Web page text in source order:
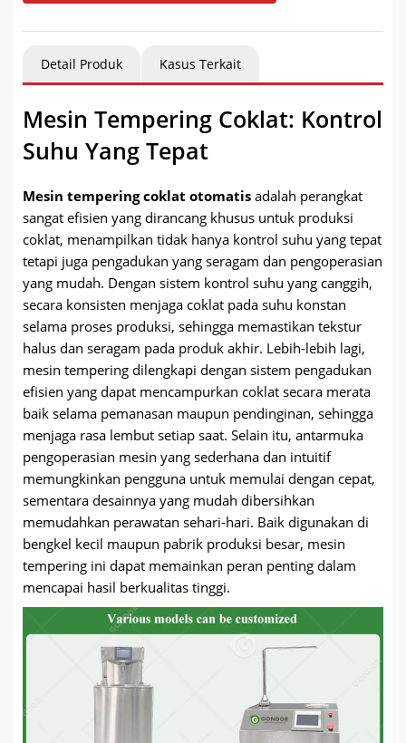
Detail Produk Kasus Terkait
Mesin Tempering Coklat: Kontrol
Suhu Yang Tepat
Mesin tempering coklat otomatis adalah perangkat
sangat efisien yang dirancang khusus untuk produksi
coklat, menampilkan tidak hanya kontrol suhu yang tepat
tetapi juga pengadukan yang seragam dan pengoperasian
yang mudah. Dengan sistem kontrol suhu yang canggih,
secara konsisten menjaga coklat pada suhu konstan
selama proses produksi, sehingga memastikan tekstur
halus dan seragam pada produk akhir. Lebih-lebih lagi,
mesin tempering dilengkapi dengan sistem pengadukan
efisien yang dapat mencampurkan coklat secara merata
baik selama pemanasan maupun pendinginan, sehingga
menjaga rasa lembut setiap saat. Selain itu, antarmuka
pengoperasian mesin yang sederhana dan intuitif
memungkinkan pengguna untuk memulai dengan cepat,
sementara desainnya yang mudah dibersihkan
memudahkan perawatan sehari-hari. Baik digunakan di
bengkel kecil maupun pabrik produksi besar, mesin
tempering ini dapat memainkan peran penting dalam
mencapai hasil berkualitas tinggi.